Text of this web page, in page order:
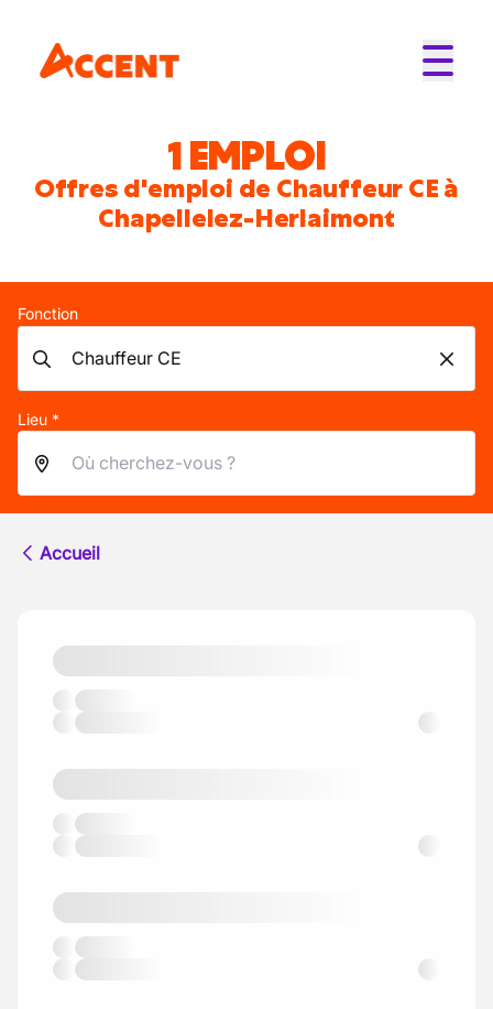
1 EMPLOI
Offres d'emploi de Chauffeur CE à
Chapellelez-Herlaimont
Fonction
Lieu *
Accueil